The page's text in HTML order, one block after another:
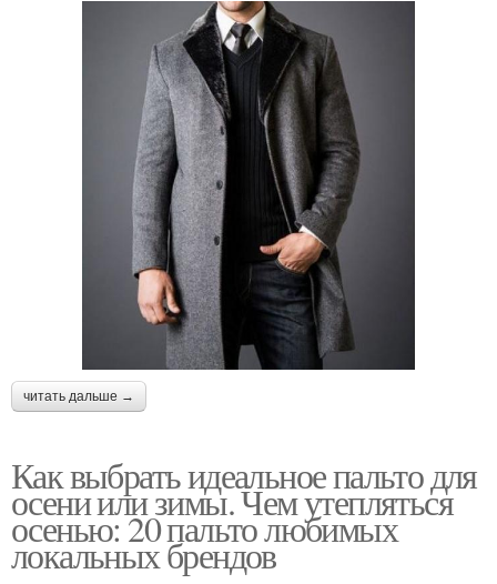
читать дальше →
Как выбрать идеальное пальто для
осени или зимы. Чем утепляться
осенью: 20 пальто любимых
локальных брендов